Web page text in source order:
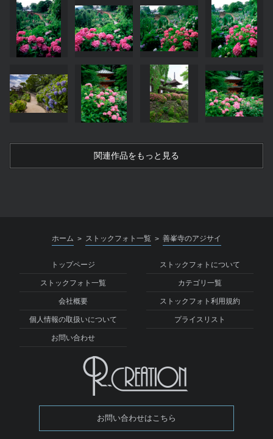
関連作品をもっと見る
ホーム > ストックフォト一覧 > 善峯寺のアジサイ
トップページ ストックフォトについて
ストックフォト一覧 カテゴリ一覧
会社概要 ストックフォト利用規約
個人情報の取扱いについて プライスリスト
お問い合わせ
お問い合わせはこちら